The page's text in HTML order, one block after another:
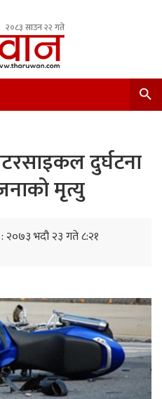
२०८३ साउन २२ गते
दुर्घटना
मृत्यु
२०७३ भदौ २३ गते ८:२१